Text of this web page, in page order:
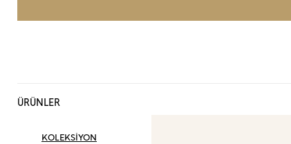
ÜRÜNLER
KOLEKSİYON